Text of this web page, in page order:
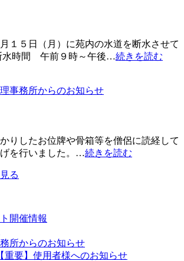
１５日（月）に苑内の水道を断水させて
水時間 午前９時～午後…続きを読む
事務所からのお知らせ
りしたお位牌や骨箱等を僧侶に読経して
を行いました。…続きを読む
る
開催情報
所からのお知らせ
【重要】使用者様へのお知らせ